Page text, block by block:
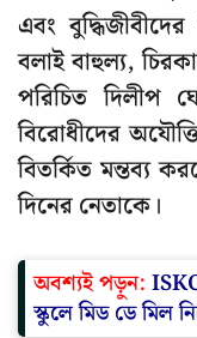
এবং
বলাই বাহুল্য,
পরিচিত
বিরোধীদের
বিতর্কিত মন্তব্য
দিনের নেতাকে।
অবশ্যই পড়ুন:
স্কুলে মিড ডে মিল